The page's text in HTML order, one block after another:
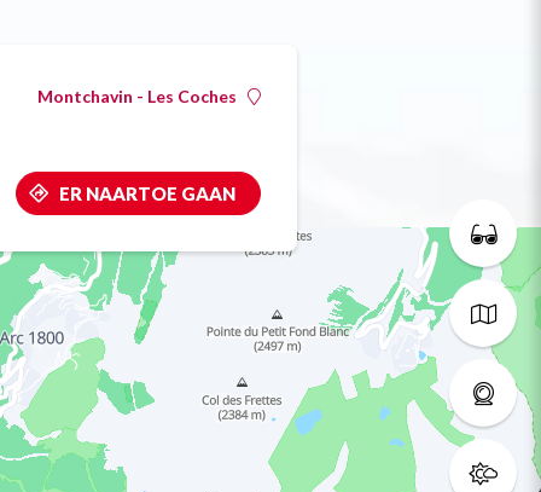
Montchavin - Les Coches
ER NAARTOE GAAN